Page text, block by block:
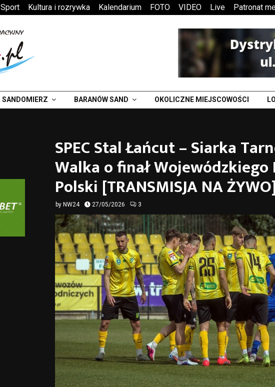
Sport Kultura i rozrywka Kalendarium FOTO VIDEO Live Patronat
SANDOMIERZ BARANÓW SAND OKOLICZNE MIEJSCOWOŚCI
SPEC Stal Łańcut – Siarka
Walka o finał Wojewódzkiego
Polski [TRANSMISJA NA ŻYWO]
by NW24 27/05/2026 3